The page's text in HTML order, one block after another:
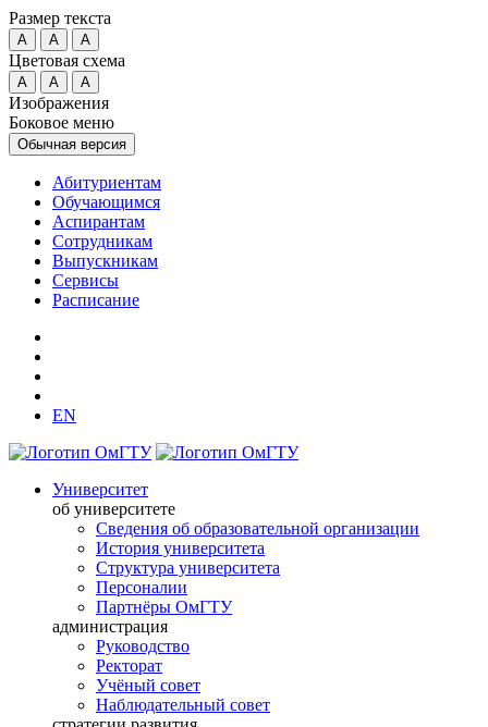
Размер текста
A A A
Цветовая схема
A A A
Изображения
Боковое меню
Обычная версия
Абитуриентам
Обучающимся
Аспирантам
Сотрудникам
Выпускникам
Сервисы
Расписание
EN
Университет
об университете
Сведения об образовательной организации
История университета
Структура университета
Персоналии
Партнёры ОмГТУ
администрация
Руководство
Ректорат
Учёный совет
Наблюдательный совет